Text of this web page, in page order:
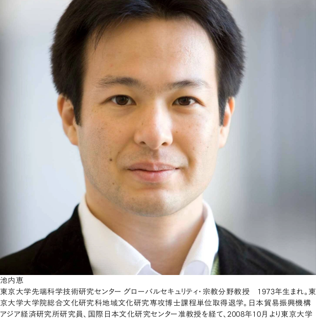
池内恵
東京大学先端科学技術研究センター グローバルセキュリティ・宗教分野教授 1973年生まれ。東
京大学大学院総合文化研究科地域文化研究専攻博士課程単位取得退学。日本貿易振興機構
アジア経済研究所研究員、国際日本文化研究センター准教授を経て、2008年10月より東京大学